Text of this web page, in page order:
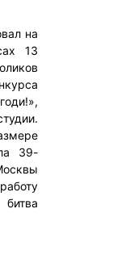
на
13
39-